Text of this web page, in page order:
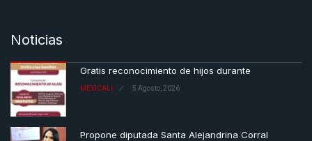
Noticias
Gratis reconocimiento de hijos durante
MEXICALI 5 Agosto, 2026
Propone diputada Santa Alejandrina Corral